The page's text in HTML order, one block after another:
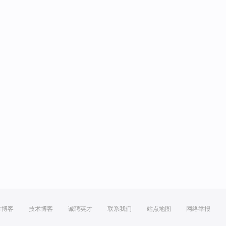
博客 技术博客 诚聘英才 联系我们 站点地图 网络举报